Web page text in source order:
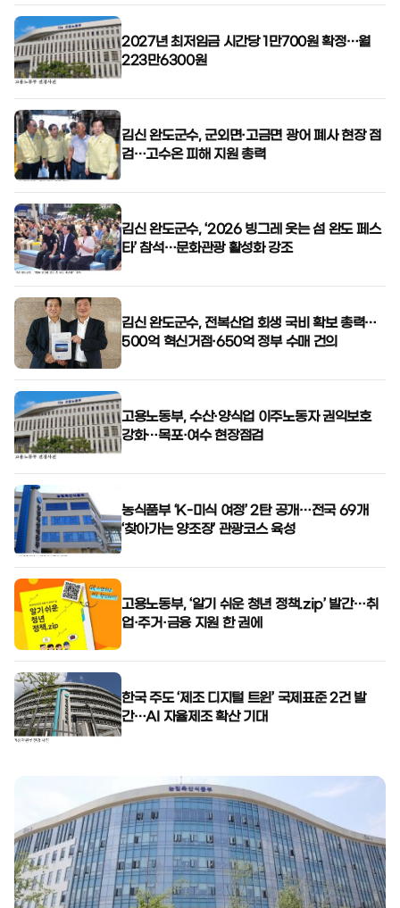
2027년 최저임금 시간당 1만700원 확정…월
223만6300원
김신 완도군수, 군외면·고금면 광어 폐사 현장 점
검…고수온 피해 지원 총력
김신 완도군수, ‘2026 빙그레 웃는 섬 완도 페스
타’ 참석…문화관광 활성화 강조
김신 완도군수, 전복산업 회생 국비 확보 총력…
500억 혁신거점·650억 정부 수매 건의
고용노동부, 수산·양식업 이주노동자 권익보호
강화…목포·여수 현장점검
농식품부 ‘K-미식 여정’ 2탄 공개…전국 69개
‘찾아가는 양조장’ 관광코스 육성
고용노동부, ‘알기 쉬운 청년 정책.zip’ 발간…취
업·주거·금융 지원 한 권에
한국 주도 ‘제조 디지털 트윈’ 국제표준 2건 발
간…AI 자율제조 확산 기대